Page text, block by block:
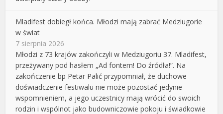
Mladifest dobiegł końca. Młodzi mają zabrać Medziugorie
w świat
7 sierpnia 2026
Młodzi z 73 krajów zakończyli w Medziugoriu 37. Mladifest,
przeżywany pod hasłem „Ad fontem! Do źródła!”. Na
zakończenie bp Petar Palić przypomniał, że duchowe
doświadczenie festiwalu nie może pozostać jedynie
wspomnieniem, a jego uczestnicy mają wrócić do swoich
rodzin i wspólnot jako budowniczowie pokoju i świadkowie